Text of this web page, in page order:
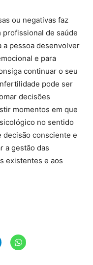
ou negativas faz
profissional de saúde
a pessoa desenvolver
e para
continuar o seu
pode ser
decisões
momentos em que
no sentido
decisão consciente e
a gestão das
existentes e aos